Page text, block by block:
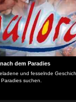
dem Paradies
und fesselnde
suchen.